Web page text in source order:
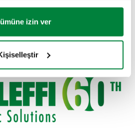
izin ver
dünyamıza girenlere rehberlik
Akışımız, logomuzun
özelliği haline gelir.